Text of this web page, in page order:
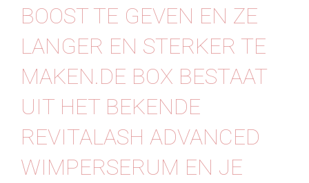
Contact
BOOST TE GEVEN EN ZE
LANGER EN STERKER TE
MAKEN.DE BOX BESTAAT
UIT HET BEKENDE
REVITALASH ADVANCED
WIMPERSERUM EN JE